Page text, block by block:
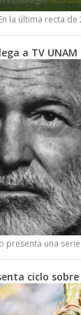
la última recta de
a TV UNAM
presenta una
ciclo